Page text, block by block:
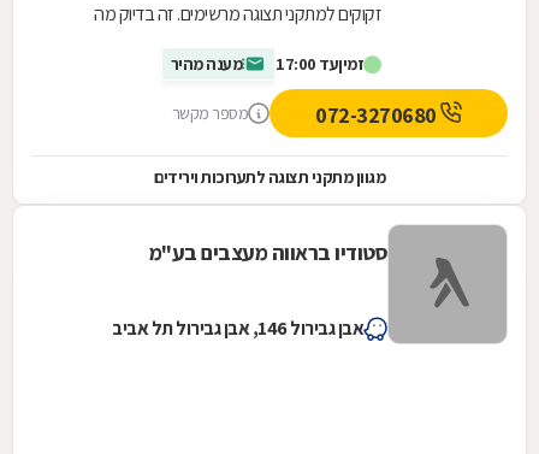
זקוקים למתקני תצוגה מרשימים. זה בדיוק מה
מאור...
זמיןעד 17:00 מענה מהיר
מספר מקשר
מגוון מתקני תצוגה לתערוכות וירידים
סטודיו בראווה מעצבים בע"מ
אבן גבירול 146, אבן גבירול תל אביב